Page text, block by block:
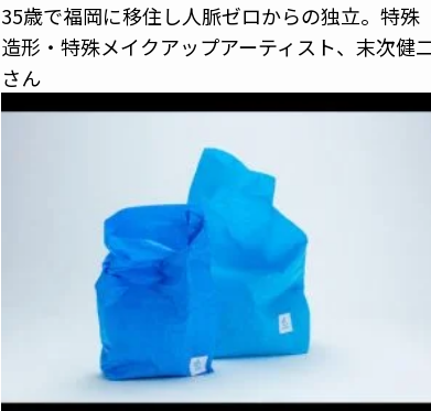
35歳で福岡に移住し人脈ゼロからの独立。特殊
造形・特殊メイクアップアーティスト、末次健
さん